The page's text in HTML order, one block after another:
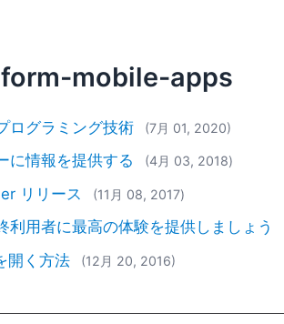
mobile-apps
ログラミング技術 (7月 01, 2020)
に情報を提供する (4月 03, 2018)
リリース (11月 08, 2017)
用者に最高の体験を提供しましょう
開く方法 (12月 20, 2016)